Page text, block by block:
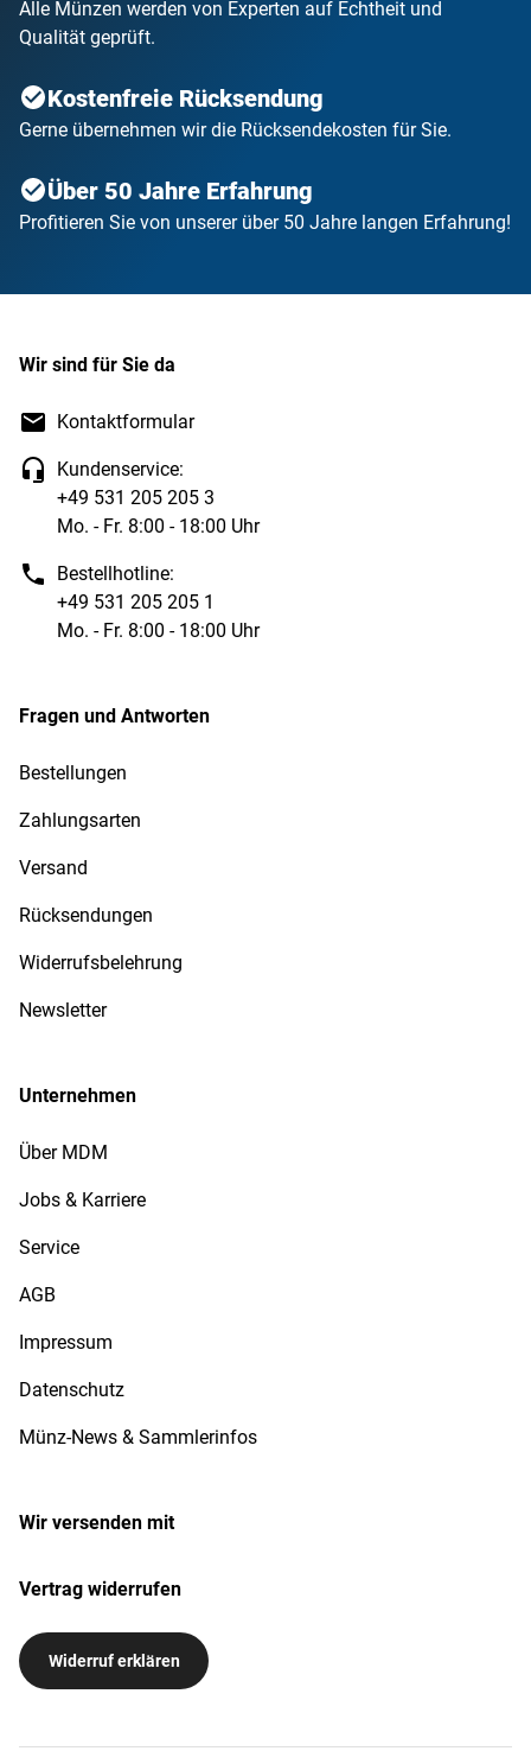
Alle Münzen werden von Experten auf Echtheit und
Qualität geprüft.
Kostenfreie Rücksendung
Gerne übernehmen wir die Rücksendekosten für Sie.
Über 50 Jahre Erfahrung
Profitieren Sie von unserer über 50 Jahre langen Erfahrung!
Wir sind für Sie da
Kontaktformular
Kundenservice:
+49 531 205 205 3
Mo. - Fr. 8:00 - 18:00 Uhr
Bestellhotline:
+49 531 205 205 1
Mo. - Fr. 8:00 - 18:00 Uhr
Fragen und Antworten
Bestellungen
Zahlungsarten
Versand
Rücksendungen
Widerrufsbelehrung
Newsletter
Unternehmen
Über MDM
Jobs & Karriere
Service
AGB
Impressum
Datenschutz
Münz-News & Sammlerinfos
Wir versenden mit
Vertrag widerrufen
Widerruf erklären